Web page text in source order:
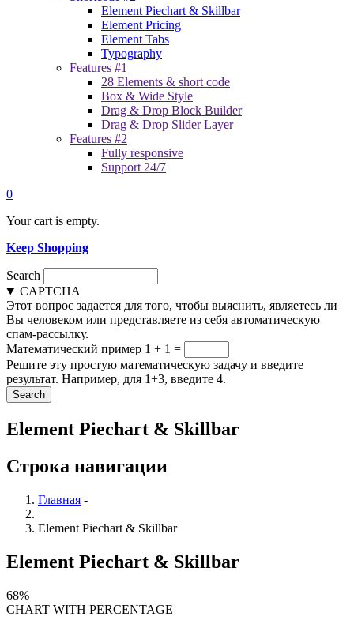
Element Piechart & Skillbar
Element Pricing
Element Tabs
Typography
Features #1
28 Elements & short code
Box & Wide Style
Drag & Drop Block Builder
Drag & Drop Slider Layer
Features #2
Fully responsive
Support 24/7
0
Your cart is empty.
Keep Shopping
Search
CAPTCHA
Этот вопрос задается для того, чтобы выяснить, являетесь ли
Вы человеком или представляете из себя автоматическую
спам-рассылку.
Математический пример 1 + 1 =
Решите эту простую математическую задачу и введите
результат. Например, для 1+3, введите 4.
Element Piechart & Skillbar
Строка навигации
Главная -
Element Piechart & Skillbar
Element Piechart & Skillbar
68%
CHART WITH PERCENTAGE